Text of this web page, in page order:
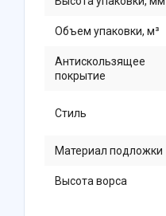
Объем упаковки, м³
Антискользящее
покрытие
Стиль
Материал подложки
Высота ворса